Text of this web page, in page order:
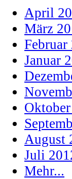
April
März
Februar
Januar
August
Juli
Mehr...